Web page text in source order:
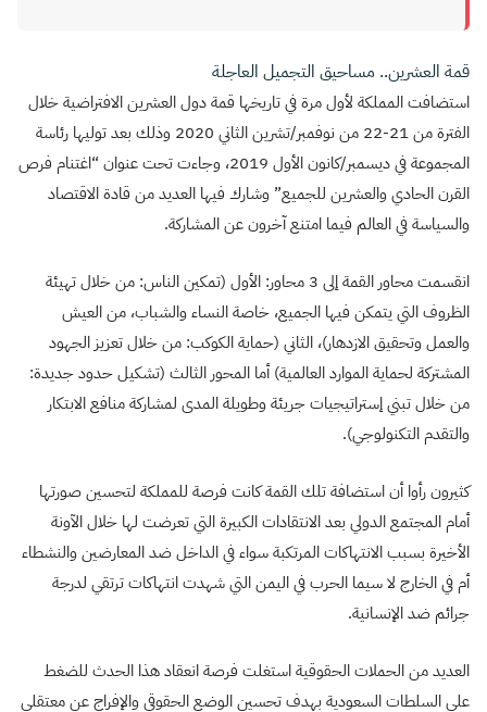
قمة العشرين.. مساحيق التجميل العاجلة
استضافت المملكة لأول مرة في تاريخها قمة دول العشرين الافتراضية خلال
الفترة من 21-22 من نوفمبر/تشرين الثاني 2020 وذلك بعد توليها رئاسة
المجموعة في ديسمبر/كانون الأول 2019، وجاءت تحت عنوان “اغتنام فرص
القرن الحادي والعشرين للجميع” وشارك فيها العديد من قادة الاقتصاد
والسياسة في العالم فيما امتنع آخرون عن المشاركة.
انقسمت محاور القمة إلى 3 محاور: الأول (تمكين الناس: من خلال تهيئة
الظروف التي يتمكن فيها الجميع، خاصة النساء والشباب، من العيش
والعمل وتحقيق الازدهار)، الثاني (حماية الكوكب: من خلال تعزيز الجهود
المشتركة لحماية الموارد العالمية) أما المحور الثالث (تشكيل حدود جديدة:
من خلال تبني إستراتيجيات جريئة وطويلة المدى لمشاركة منافع الابتكار
والتقدم التكنولوجي).
كثيرون رأوا أن استضافة تلك القمة كانت فرصة للمملكة لتحسين صورتها
أمام المجتمع الدولي بعد الانتقادات الكبيرة التي تعرضت لها خلال الآونة
الأخيرة بسبب الانتهاكات المرتكبة سواء في الداخل ضد المعارضين والنشطاء
أم في الخارج لا سيما الحرب في اليمن التي شهدت انتهاكات ترتقي لدرجة
جرائم ضد الإنسانية.
العديد من الحملات الحقوقية استغلت فرصة انعقاد هذا الحدث للضغط
على السلطات السعودية بهدف تحسين الوضع الحقوقي والإفراج عن معتقلي